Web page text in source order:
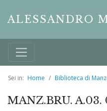
ALESSANDRO
Sei in: Home Biblioteca di
MANZ.BRU. A.03.